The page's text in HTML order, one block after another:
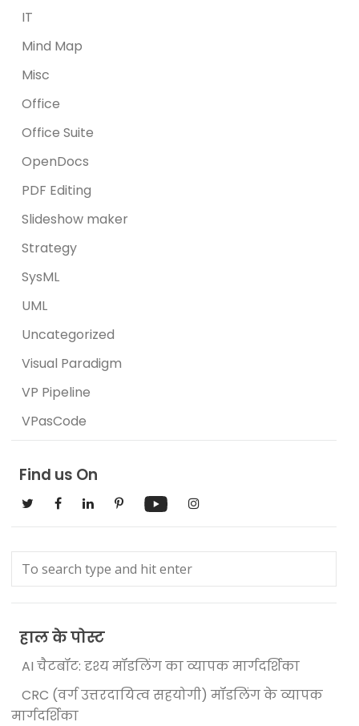
IT
Mind Map
Misc
Office
Office Suite
OpenDocs
PDF Editing
Slideshow maker
Strategy
SysML
UML
Uncategorized
Visual Paradigm
VP Pipeline
VPasCode
Find us On
हाल के पोस्ट
AI चैटबॉट: दृश्य मॉडलिंग का व्यापक मार्गदर्शिका
CRC (वर्ग उत्तरदायित्व सहयोगी) मॉडलिंग के व्यापक
मार्गदर्शिका